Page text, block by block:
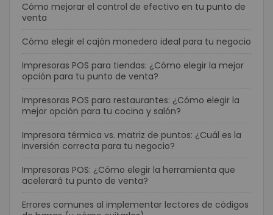
Cómo mejorar el control de efectivo en tu punto de
venta
Cómo elegir el cajón monedero ideal para tu negocio
Impresoras POS para tiendas: ¿Cómo elegir la mejor
opción para tu punto de venta?
Impresoras POS para restaurantes: ¿Cómo elegir la
mejor opción para tu cocina y salón?
Impresora térmica vs. matriz de puntos: ¿Cuál es la
inversión correcta para tu negocio?
Impresoras POS: ¿Cómo elegir la herramienta que
acelerará tu punto de venta?
Errores comunes al implementar lectores de códigos